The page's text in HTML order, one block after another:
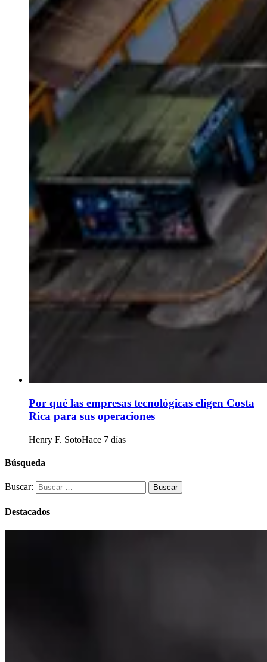
Por qué las empresas tecnológicas eligen Costa
Rica para sus operaciones
Henry F. SotoHace 7 días
Búsqueda
Buscar:
Destacados